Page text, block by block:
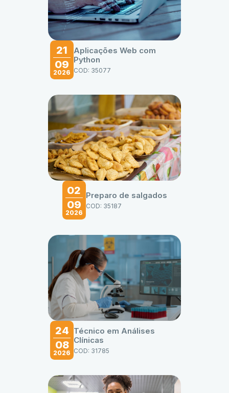
21
09
2026
Aplicações Web com
Python
COD: 35077
02
09
2026
Preparo de salgados
COD: 35187
24
08
2026
Técnico em Análises
Clínicas
COD: 31785